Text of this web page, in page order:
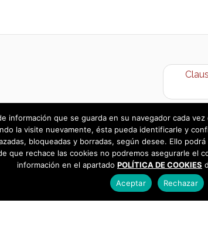
información que se guarda en su navegador cada
la visite nuevamente, ésta pueda identificarle y
bloqueadas y borradas, según desee. Ello
que rechace las cookies no podremos asegurarle
información en el apartado POLÍTICA DE COOKIES
Aceptar
Rechazar